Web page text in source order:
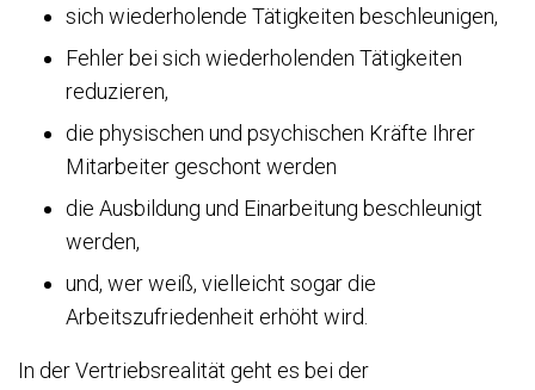
sich wiederholende Tätigkeiten beschleunigen,
Fehler bei sich wiederholenden Tätigkeiten
reduzieren,
die physischen und psychischen Kräfte Ihrer
Mitarbeiter geschont werden
die Ausbildung und Einarbeitung beschleunigt
werden,
und, wer weiß, vielleicht sogar die
Arbeitszufriedenheit erhöht wird.
In der Vertriebsrealität geht es bei der